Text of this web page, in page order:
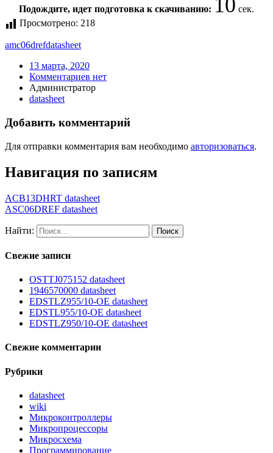
Подождите, идет подготовка к скачиванию: 10 сек.
Просмотрено: 218
amc06drefdatasheet
13 марта, 2020
Комментариев нет
Администратор
datasheet
Добавить комментарий
Для отправки комментария вам необходимо авторизоваться.
Навигация по записям
ACB13DHRT datasheet
ASC06DREF datasheet
Найти:
Свежие записи
OSTTJ075152 datasheet
1946570000 datasheet
EDSTLZ955/10-OE datasheet
EDSTL955/10-OE datasheet
EDSTLZ950/10-OE datasheet
Свежие комментарии
Рубрики
datasheet
wiki
Микроконтроллеры
Микропроцессоры
Микросхема
Программирование